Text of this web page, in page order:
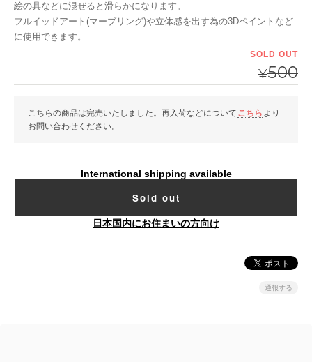
絵の具などに混ぜると滑らかになります。
フルイッドアート(マーブリング)や立体感を出す為の3Dペイントなど
に使用できます。
SOLD OUT
¥500
こちらの商品は完売いたしました。再入荷などについて こちら より
お問い合わせください。
International shipping available
Sold out
日本国内にお住まいの方向け
通報する